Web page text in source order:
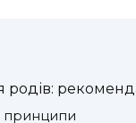
родів:
принципи